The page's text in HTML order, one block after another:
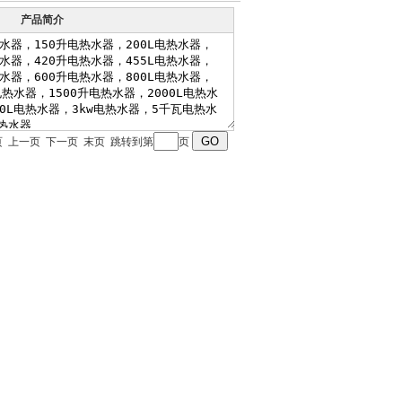
产品简介
上一页 下一页 末页 跳转到第 页